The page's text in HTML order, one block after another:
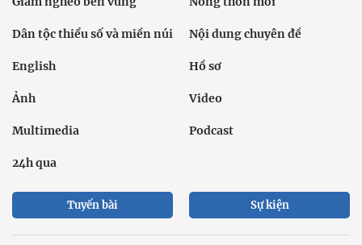
Dân tộc thiểu số và miền núi Nội dung chuyên đề
English Hồ sơ
Ảnh Video
Multimedia Podcast
24h qua
Tuyến bài Sự kiện